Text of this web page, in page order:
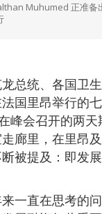
Muhumed 正准备
总统、各国卫
国里昂举行的七
峰会召开的两
廊里，在里昂
被提及：即发
一直在思考的